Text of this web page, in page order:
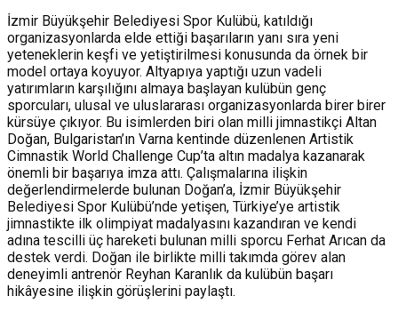
İzmir Büyükşehir Belediyesi Spor Kulübü, katıldığı
organizasyonlarda elde ettiği başarıların yanı sıra yeni
yeteneklerin keşfi ve yetiştirilmesi konusunda da örnek bir
model ortaya koyuyor. Altyapıya yaptığı uzun vadeli
yatırımların karşılığını almaya başlayan kulübün genç
sporcuları, ulusal ve uluslararası organizasyonlarda birer birer
kürsüye çıkıyor. Bu isimlerden biri olan milli jimnastikçi Altan
Doğan, Bulgaristan’ın Varna kentinde düzenlenen Artistik
Cimnastik World Challenge Cup’ta altın madalya kazanarak
önemli bir başarıya imza attı. Çalışmalarına ilişkin
değerlendirmelerde bulunan Doğan’a, İzmir Büyükşehir
Belediyesi Spor Kulübü’nde yetişen, Türkiye’ye artistik
jimnastikte ilk olimpiyat madalyasını kazandıran ve kendi
adına tescilli üç hareketi bulunan milli sporcu Ferhat Arıcan da
destek verdi. Doğan ile birlikte milli takımda görev alan
deneyimli antrenör Reyhan Karanlık da kulübün başarı
hikâyesine ilişkin görüşlerini paylaştı.